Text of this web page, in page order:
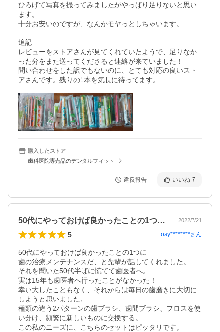
ひろげて写真を撮ってみましたがやっぱり足りないと思い
ます。
十分お安いのですが、なんかモヤっとしちゃいます。
追記
レビューをストアさんが見てくれていたようで、足りなか
った分をまた送ってくださると連絡が来ていました！
問い合わせをした訳でもないのに、とても対応の良いスト
アさんです。残りの1本を気長に待ってます。
購入したストア
歯科医院専売品のデンタルフィット
違反報告 いいね 7
50代にやっておけば良かったことの1つ… 2022/7/21
5 oay********さん
50代にやっておけば良かったことの1つに
歯の治療メンテナンスだ、と先輩が話してくれました。
それを聞いた50代半ばに慌てて歯医者へ。
実は15年も歯医者へ行ったことがなかった！
幸い大したこともなく、それからは毎日の歯磨きに大切に
しようと思いました。
種類の違う2パターンの歯ブラシ、歯間ブラシ、フロスを使
い分け、頻繁に新しいものに交換する。
この私のニーズに、こちらのセットはピッタリです。